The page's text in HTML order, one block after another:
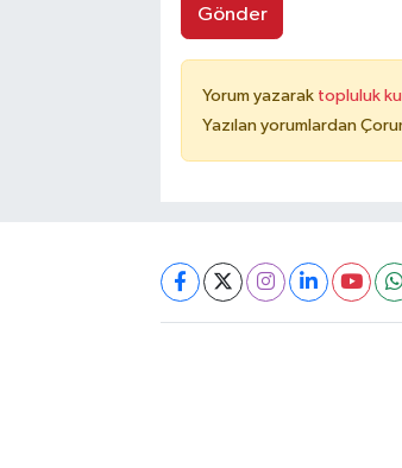
Gönder
Yorum yazarak topluluk
Yazılan yorumlardan